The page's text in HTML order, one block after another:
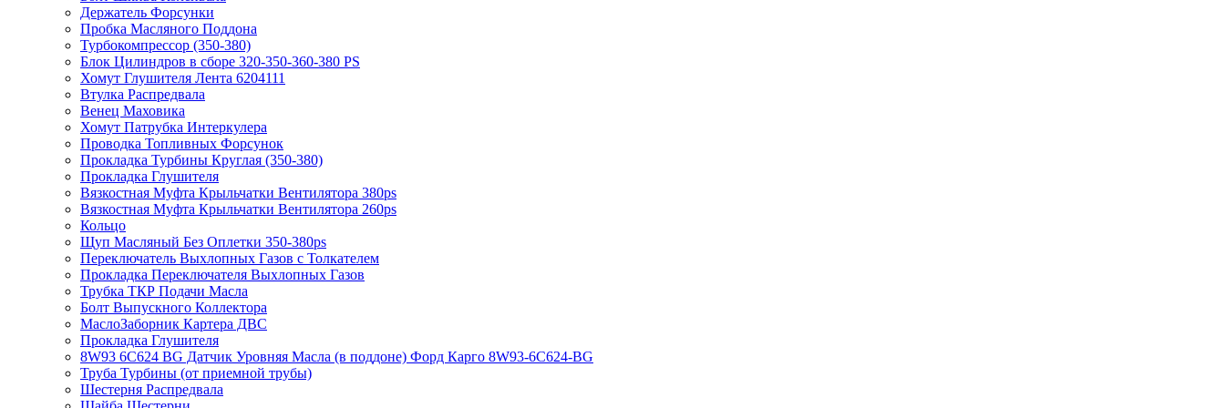
Держатель Форсунки
Пробка Масляного Поддона
Турбокомпрессор (350-380)
Блок Цилиндров в сборе 320-350-360-380 PS
Хомут Глушителя Лента 6204111
Втулка Распредвала
Венец Маховика
Хомут Патрубка Интеркулера
Проводка Топливных Форсунок
Прокладка Турбины Круглая (350-380)
Прокладка Глушителя
Вязкостная Муфта Крыльчатки Вентилятора 380ps
Вязкостная Муфта Крыльчатки Вентилятора 260ps
Кольцо
Щуп Масляный Без Оплетки 350-380ps
Переключатель Выхлопных Газов с Толкателем
Прокладка Переключателя Выхлопных Газов
Трубка ТКР Подачи Масла
Болт Выпускного Коллектора
МаслоЗаборник Картера ДВС
Прокладка Глушителя
8W93 6C624 BG Датчик Уровняя Масла (в поддоне) Форд Карго 8W93-6C624-BG
Труба Турбины (от приемной трубы)
Шестерня Распредвала